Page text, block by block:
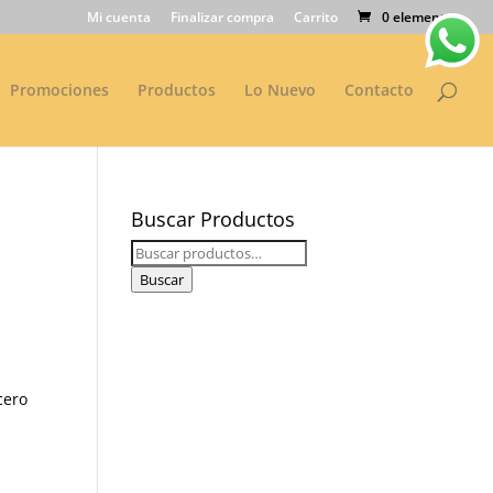
Mi cuenta Finalizar compra Carrito 0 elementos
Promociones Productos Lo Nuevo Contacto
Buscar Productos
Buscar
por:
Buscar